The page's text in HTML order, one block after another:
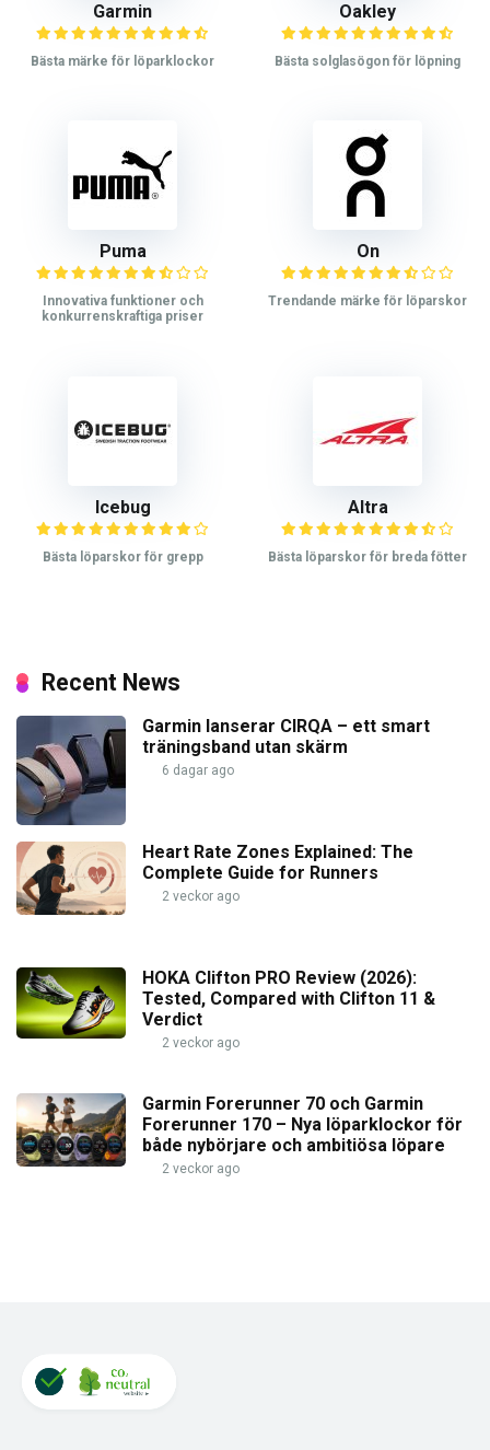
Garmin
Bästa märke för löparklockor
Oakley
Bästa solglasögon för löpning
Puma
Innovativa funktioner och
konkurrenskraftiga priser
On
Trendande märke för löparskor
Icebug
Bästa löparskor för grepp
Altra
Bästa löparskor för breda fötter
Recent News
Garmin lanserar CIRQA – ett smart
träningsband utan skärm
6 dagar ago
Heart Rate Zones Explained: The
Complete Guide for Runners
2 veckor ago
HOKA Clifton PRO Review (2026):
Tested, Compared with Clifton 11 &
Verdict
2 veckor ago
Garmin Forerunner 70 och Garmin
Forerunner 170 – Nya löparklockor för
både nybörjare och ambitiösa löpare
2 veckor ago